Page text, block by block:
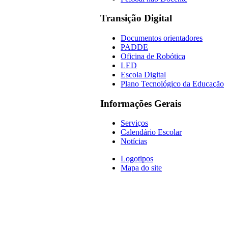
Transição Digital
Documentos orientadores
PADDE
Oficina de Robótica
LED
Escola Digital
Plano Tecnológico da Educação
Informações Gerais
Serviços
Calendário Escolar
Notícias
Logotipos
Mapa do site